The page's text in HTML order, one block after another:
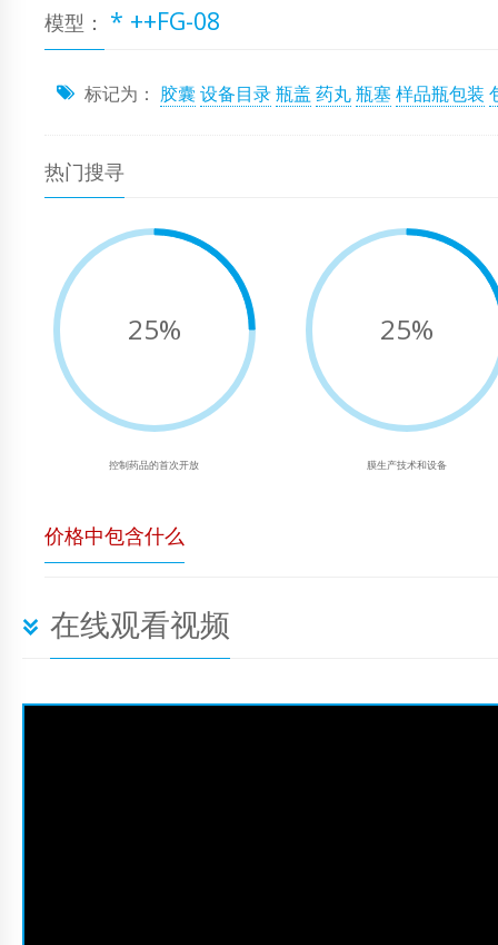
模型： * ++FG-08
标记为： 胶囊设备目录瓶盖 药丸瓶塞样品瓶包装
热门搜寻
25%
控制药品的首次开放
25%
膜生产技术和设备
价格中包含什么
在线观看视频